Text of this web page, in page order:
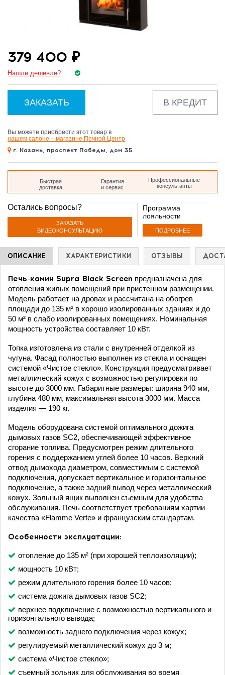
379 400 ₽
Нашли дешевле?
ЗАКАЗАТЬ В КРЕДИТ
Вы можете приобрести этот товар в
нашем салоне – магазине Печной Центр
г. Казань, проспект Победы, дом 35
Остались вопросы?
ЗАКАЗАТЬ
ВИДЕОКОНСУЛЬТАЦИЮ
Программа
лояльности
ПОДРОБНЕЕ
Быстрая
доставка
Гарантия
и сервис
Профессиональные
консультанты
ОПИСАНИЕ ХАРАКТЕРИСТИКИ ОТЗЫВЫ
Печь-камин Supra Black Screen предназначена для
отопления жилых помещений при пристенном размещении.
Модель работает на дровах и рассчитана на обогрев
площади до 135 м² в хорошо изолированных зданиях и до
50 м² в слабо изолированных помещениях. Номинальная
мощность устройства составляет 10 кВт.
Топка изготовлена из стали с внутренней отделкой из
чугуна. Фасад полностью выполнен из стекла и оснащен
системой «Чистое стекло». Конструкция предусматривает
металлический кожух с возможностью регулировки по
высоте до 3000 мм. Габаритные размеры: ширина 940 мм,
глубина 480 мм, максимальная высота 3000 мм. Масса
изделия — 190 кг.
Модель оборудована системой оптимального дожига
дымовых газов SC2, обеспечивающей эффективное
сгорание топлива. Предусмотрен режим длительного
горения с поддержанием углей более 10 часов. Верхний
отвод дымохода диаметром, совместимым с системой
подключения, допускает вертикальное и горизонтальное
подключение, а также задний вывод через металлический
кожух. Зольный ящик выполнен съемным для удобства
обслуживания. Печь соответствует требованиям хартии
качества «Flamme Verte» и французским стандартам.
Особенности эксплуатации:
отопление до 135 м² (при хорошей теплоизоляции);
мощность 10 кВт;
режим длительного горения более 10 часов;
система дожига дымовых газов SC2;
верхнее подключение с возможностью вертикального и
горизонтального вывода;
возможность заднего подключения через кожух;
регулируемый металлический кожух до 3 м;
система «Чистое стекло»;
съемный зольник для обслуживания во время